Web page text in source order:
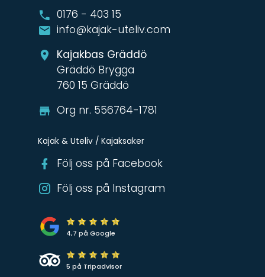
0176 - 403 15
info@kajak-uteliv.com
Kajakbas Gräddö
Gräddö Brygga
760 15 Gräddö
Org nr. 556764-1781
Kajak & Uteliv / Kajaksaker
Följ oss på Facebook
Följ oss på Instagram
4,7 på Google
5 på Tripadvisor